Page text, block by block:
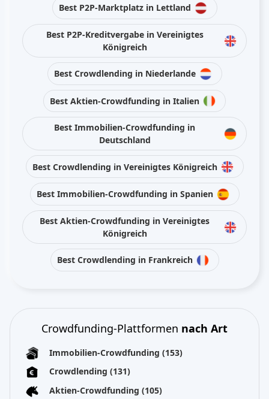
Best P2P-Marktplatz in Lettland
Best P2P-Kreditvergabe in Vereinigtes
Königreich
Best Crowdlending in Niederlande
Best Aktien-Crowdfunding in Italien
Best Immobilien-Crowdfunding in
Deutschland
Best Crowdlending in Vereinigtes Königreich
Best Immobilien-Crowdfunding in Spanien
Best Aktien-Crowdfunding in Vereinigtes
Königreich
Best Crowdlending in Frankreich
Crowdfunding-Plattformen nach Art
Immobilien-Crowdfunding (153)
Crowdlending (131)
Aktien-Crowdfunding (105)